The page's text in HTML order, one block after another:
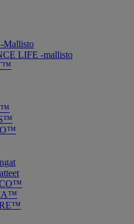
LIFE -mallisto